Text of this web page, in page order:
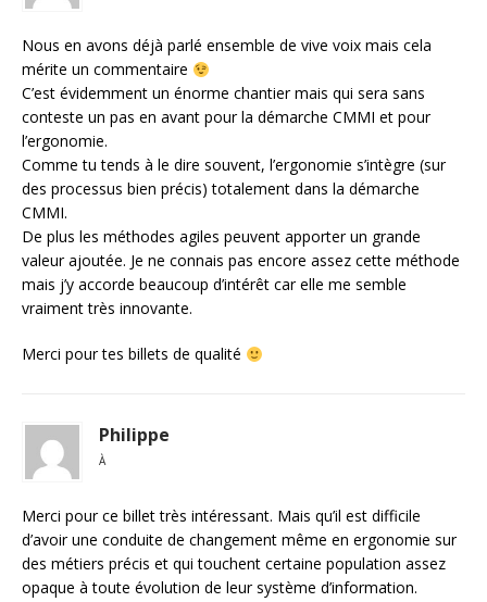
Nous en avons déjà parlé ensemble de vive voix mais cela
mérite un commentaire
C’est évidemment un énorme chantier mais qui sera sans
conteste un pas en avant pour la démarche CMMI et pour
l’ergonomie.
Comme tu tends à le dire souvent, l’ergonomie s’intègre (sur
des processus bien précis) totalement dans la démarche
CMMI.
De plus les méthodes agiles peuvent apporter un grande
valeur ajoutée. Je ne connais pas encore assez cette méthode
mais j’y accorde beaucoup d’intérêt car elle me semble
vraiment très innovante.
Merci pour tes billets de qualité
Philippe
À
Merci pour ce billet très intéressant. Mais qu’il est difficile
d’avoir une conduite de changement même en ergonomie sur
des métiers précis et qui touchent certaine population assez
opaque à toute évolution de leur système d’information.